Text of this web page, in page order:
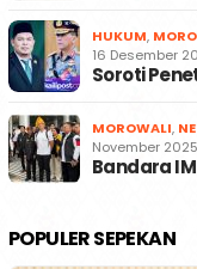
HUKUM,
16 Desember
Soroti
MOROWALI,
November 2025
Bandara
POPULER SEPEKAN